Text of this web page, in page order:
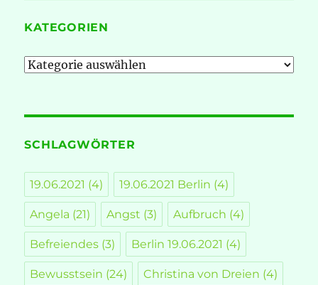
KATEGORIEN
Kategorien
SCHLAGWÖRTER
19.06.2021 (4) 19.06.2021 Berlin (4)
Angela (21) Angst (3) Aufbruch (4)
Befreiendes (3) Berlin 19.06.2021 (4)
Bewusstsein (24) Christina von Dreien (4)